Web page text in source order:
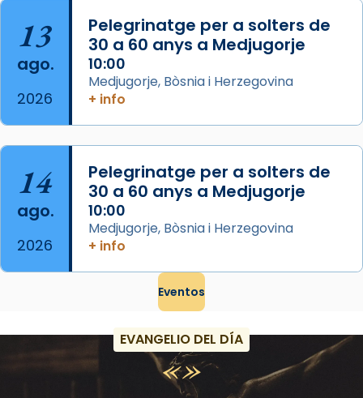
... Ver más
View on Facebook · Share
13
ago.
2026
Pelegrinatge per a solters de
30 a 60 anys a Medjugorje
10:00
Medjugorje, Bòsnia i Herzegovina
+ info
14
ago.
2026
Pelegrinatge per a solters de
30 a 60 anys a Medjugorje
10:00
Medjugorje, Bòsnia i Herzegovina
+ info
Eventos
EVANGELIO DEL DÍA